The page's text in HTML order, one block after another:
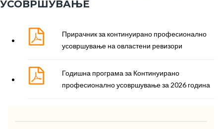
УСОВРШУВАЊЕ
Прирачник за континуирано професионално
усовршување на овластени ревизори
Годишна програма за Континуирано
професионално усовршување за 2026 година